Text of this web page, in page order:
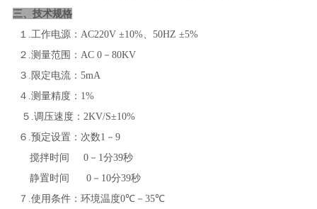
三、 技术规格
１
工作电源： AC220V ±10%、 50HZ ±5%
２ 测量范围： AC 0－ 80KV
３ 限定电流： 5mA
４ 测量精度： 1%
５ 调压速度： 2KV/S±10%
６ 预定设置：次数1 － 9
搅拌时间 0－ 1分39秒
静置时间 0－ 10分39秒
７ 使用条件：环境温度0℃－ 35℃